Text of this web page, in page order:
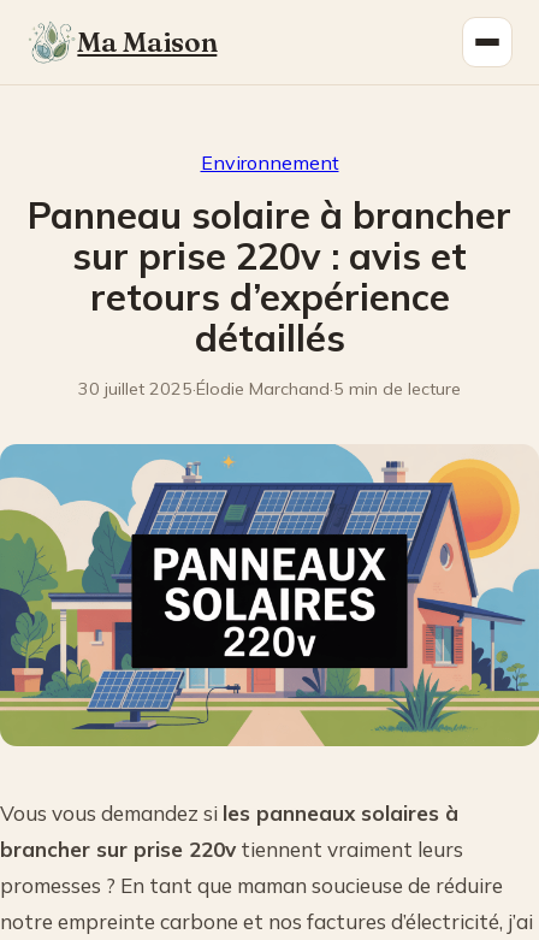
Ma Maison
Environnement
Panneau solaire à brancher
sur prise 220v : avis et
retours d’expérience
détaillés
30 juillet 2025·Élodie Marchand·5 min de lecture
Vous vous demandez si les panneaux solaires à
brancher sur prise 220v tiennent vraiment leurs
promesses ? En tant que maman soucieuse de réduire
notre empreinte carbone et nos factures d’électricité, j’ai